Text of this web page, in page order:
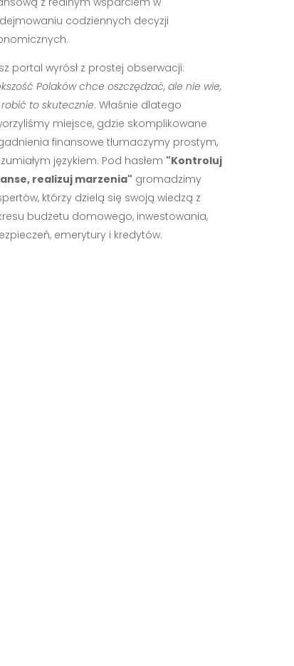
codziennych decyzji
portal wyrósł z prostej obserwacji:
Polaków chce oszczędzać, ale nie wie,
to skutecznie. Właśnie dlatego
miejsce, gdzie skomplikowane
finansowe tłumaczymy prostym,
językiem. Pod hasłem "Kontroluj
realizuj marzenia" gromadzimy
którzy dzielą się swoją wiedzą z
budżetu domowego, inwestowania,
emerytury i kredytów.